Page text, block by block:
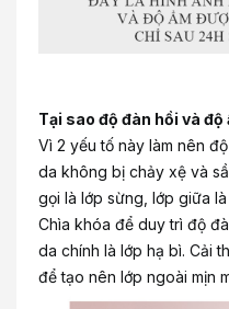
Tại sao độ đàn hồi và
Vì 2 yếu tố này làm nên
da không bị chảy xệ và
gọi là lớp sừng, lớp giữa
Chìa khóa để duy trì độ
da chính là lớp hạ bì. Cải
để tạo nên lớp ngoài mịn